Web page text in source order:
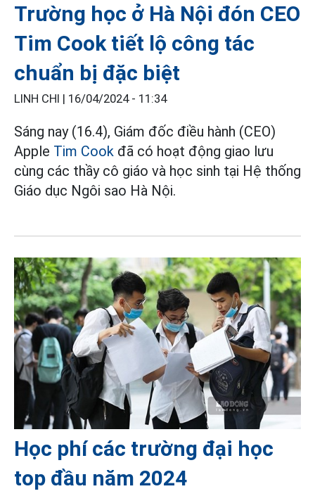
Trường học ở Hà Nội đón CEO
Tim Cook tiết lộ công tác
chuẩn bị đặc biệt
LINH CHI | 16/04/2024 - 11:34
Sáng nay (16.4), Giám đốc điều hành (CEO)
Apple Tim Cook đã có hoạt động giao lưu
cùng các thầy cô giáo và học sinh tại Hệ thống
Giáo dục Ngôi sao Hà Nội.
Học phí các trường đại học
top đầu năm 2024